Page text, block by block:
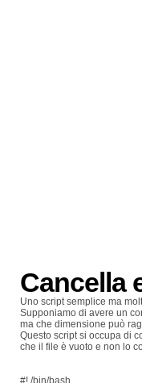
Cancella
Uno script semplice ma
Supponiamo di avere un
ma che dimensione può
Questo script si occupa di
che il file è vuoto e non lo
#! /bin/bash